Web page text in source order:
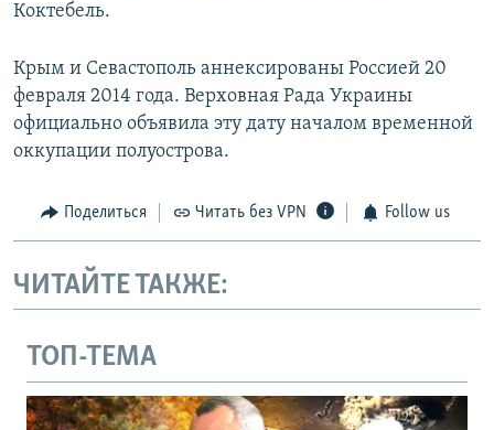
Коктебель.
Крым и Севастополь аннексированы Россией 20
февраля 2014 года. Верховная Рада Украины
официально объявила эту дату началом временной
оккупации полуострова.
Поделиться Читать без VPN Follow us
ЧИТАЙТЕ ТАКЖЕ:
ТОП-ТЕМА